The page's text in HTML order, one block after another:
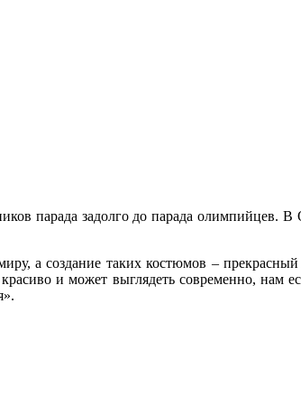
парада задолго до парада олимпийцев.
а создание таких костюмов –
и может выглядеть современно, нам